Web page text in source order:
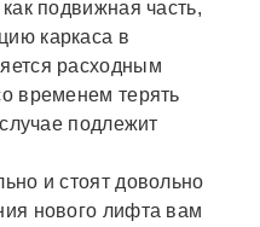
подвижная часть,
каркаса в
расходным
временем терять
подлежит
и стоят довольно
нового лифта вам